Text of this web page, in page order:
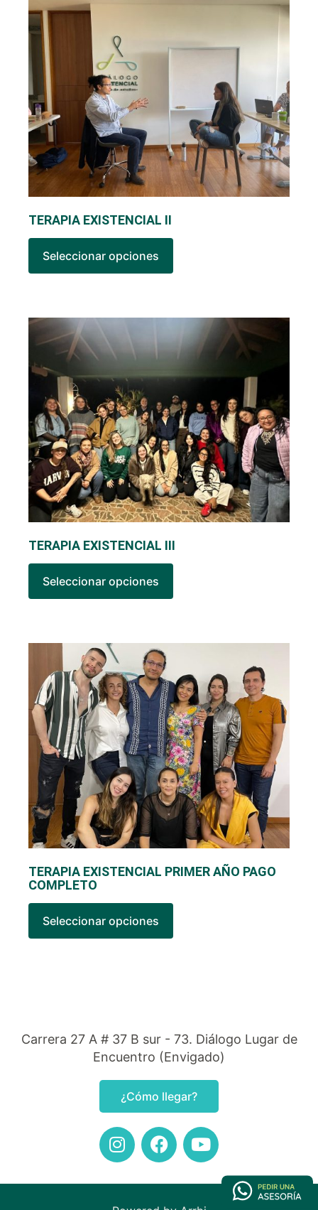
TERAPIA EXISTENCIAL II
Seleccionar opciones
TERAPIA EXISTENCIAL III
Seleccionar opciones
TERAPIA EXISTENCIAL PRIMER AÑO PAGO
COMPLETO
Seleccionar opciones
Carrera 27 A # 37 B sur - 73. Diálogo Lugar de
Encuentro (Envigado)
¿Cómo llegar?